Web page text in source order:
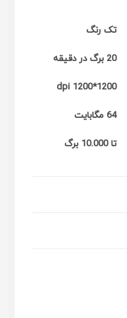
در کل، پرینتر اچ پی مدل HP 108w یک انتخاب عالی برای
تک رنگ
20 برگ در دقیقه
1200*1200 dpi
64 مگابایت
تا 10.000 برگ